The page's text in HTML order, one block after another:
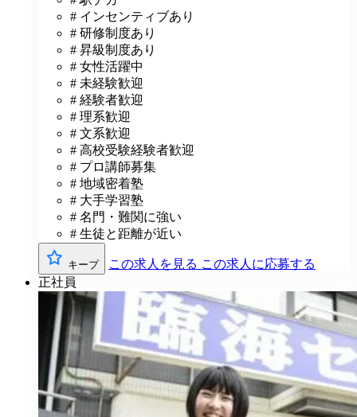
# インセンティブあり
# 研修制度あり
# 昇級制度あり
# 女性活躍中
# 未経験歓迎
# 経験者歓迎
# 理系歓迎
# 文系歓迎
# 高校受験経験者歓迎
# プロ講師募集
# 地域密着塾
# 大手学習塾
# 名門・難関に強い
# 生徒と距離が近い
キープ この求人を見る この求人に応募する
正社員